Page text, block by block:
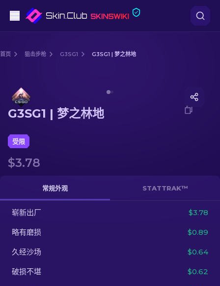
狙击步枪
手套
武器箱
其他
首页 狙击步枪 G3SG1 G3SG1 | 梦之林地
G3SG1 | 梦之林地
受限
$3.78
常规外观 STATTRAK™
崭新出厂 $3.78
略有磨损 $0.89
久经沙场 $0.64
破损不堪 $0.62